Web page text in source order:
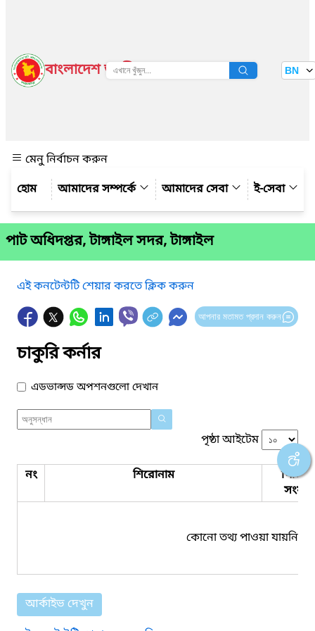
বাংলাদেশ জাতীয় তথ্য বাতায়ন BN
মেনু নির্বাচন করুন
আমাদের সম্পর্কে
আমাদের সেবা ই-সেবা
পাট অধিদপ্তর, টাঙ্গাইল সদর, টাঙ্গাইল
এই কনটেন্টটি শেয়ার করতে ক্লিক করুন
আপনার মতামত প্রদান করুন
চাকুরি কর্নার
এডভান্সড অপশনগুলো দেখান
পৃষ্ঠা আইটেম
নং শিরোনাম
কোনো তথ্য পাওয়া যায়নি।
আর্কাইভ দেখুন